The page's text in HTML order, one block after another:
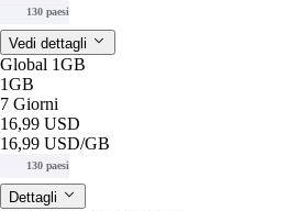
130 paesi
Vedi dettagli
Global 1GB
1GB
7 Giorni
16,99 USD
16,99 USD/GB
130 paesi
Dettagli